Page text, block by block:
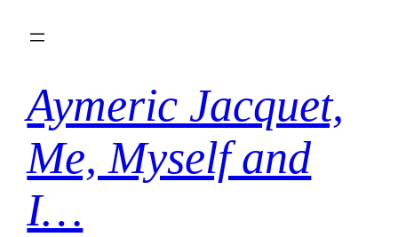
Aymeric Jacquet,
Me, Myself and
I…